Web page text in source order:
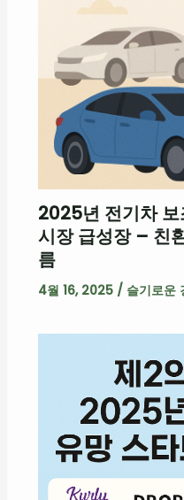
2025년 전기차
시장 급성장 – 친
름
4월 16, 2025 / 슬기로운